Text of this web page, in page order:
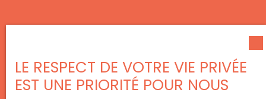
LE RESPECT DE VOTRE VIE PRIVÉE
EST UNE PRIORITÉ POUR NOUS